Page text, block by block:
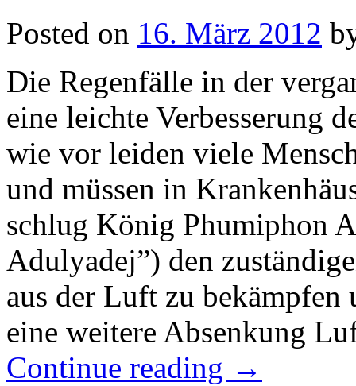
Posted on 16. März 2012
Die Regenfälle in der
eine leichte Verbesserung
wie vor leiden viele
und müssen in
schlug König Phumiphon
Adulyadej”) den
aus der Luft zu
eine weitere Absenkung
Continue reading →